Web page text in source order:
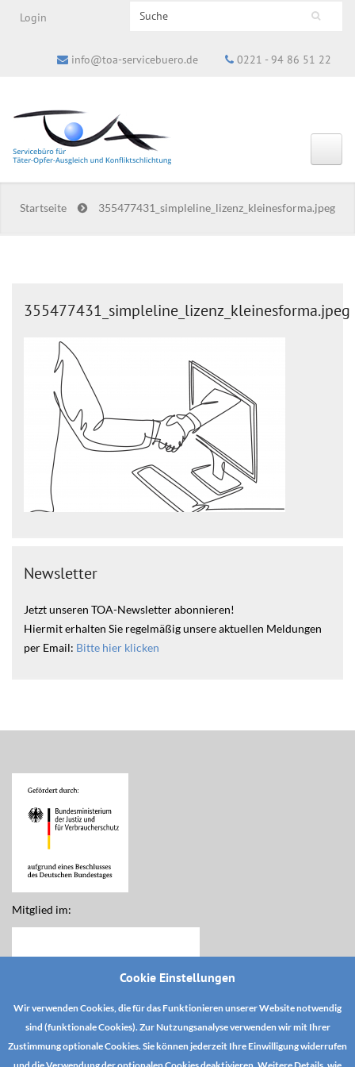
Cookie Einstellungen
Wir verwenden Cookies, die für das Funktionieren unserer Website notwendig
sind (funktionale Cookies). Zur Nutzungsanalyse verwenden wir mit Ihrer
Zustimmung optionale Cookies. Sie können jederzeit Ihre Einwilligung widerrufen
Login Suchformular
Search this site
info@toa-servicebuero.de 0221 - 94 86 51 22
Startseite 355477431_simpleline_lizenz_kleinesforma.jpeg
355477431_simpleline_lizenz_kleinesforma.jpeg
Newsletter
Jetzt unseren TOA-Newsletter abonnieren!
Hiermit erhalten Sie regelmäßig unsere aktuellen Meldungen
per Email: Bitte hier klicken
Mitglied im: